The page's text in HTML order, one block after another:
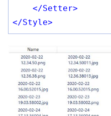
</Setter>
</Style>